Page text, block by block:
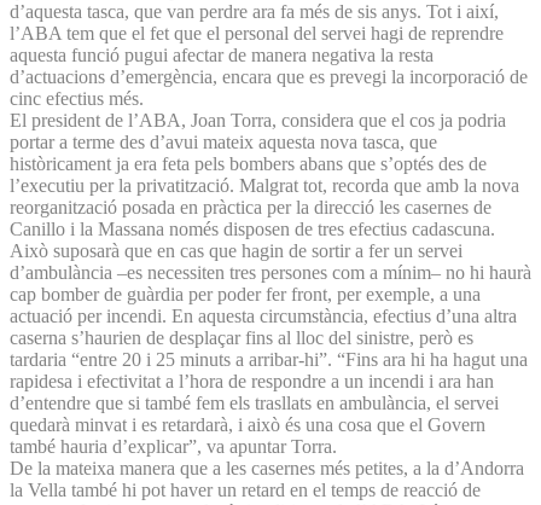
d’aquesta tasca, que van perdre ara fa més de sis anys. Tot i així,
l’ABA tem que el fet que el personal del servei hagi de reprendre
aquesta funció pugui afectar de manera negativa la resta
d’actuacions d’emergència, encara que es prevegi la incorporació de
cinc efectius més.
El president de l’ABA, Joan Torra, considera que el cos ja podria
portar a terme des d’avui mateix aquesta nova tasca, que
històricament ja era feta pels bombers abans que s’optés des de
l’executiu per la privatització. Malgrat tot, recorda que amb la nova
reorganització posada en pràctica per la direcció les casernes de
Canillo i la Massana només disposen de tres efectius cadascuna.
Això suposarà que en cas que hagin de sortir a fer un servei
d’ambulància –es necessiten tres persones com a mínim– no hi haurà
cap bomber de guàrdia per poder fer front, per exemple, a una
actuació per incendi. En aquesta circumstància, efectius d’una altra
caserna s’haurien de desplaçar fins al lloc del sinistre, però es
tardaria “entre 20 i 25 minuts a arribar-hi”. “Fins ara hi ha hagut una
rapidesa i efectivitat a l’hora de respondre a un incendi i ara han
d’entendre que si també fem els trasllats en ambulància, el servei
quedarà minvat i es retardarà, i això és una cosa que el Govern
també hauria d’explicar”, va apuntar Torra.
De la mateixa manera que a les casernes més petites, a la d’Andorra
la Vella també hi pot haver un retard en el temps de reacció de